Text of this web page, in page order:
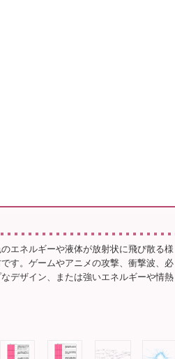
エネルギーや液体が放射状に飛び散る様
す。ゲームやアニメの攻撃、衝撃波、必
デザイン、または強いエネルギーや情熱